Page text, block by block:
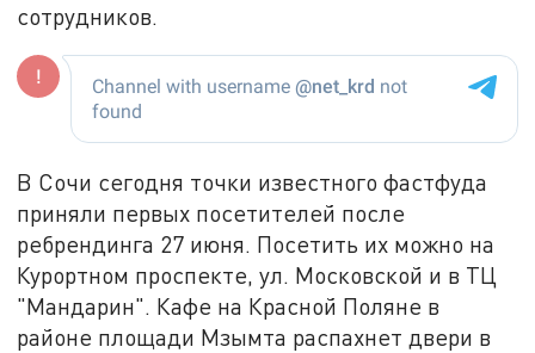
сотрудников.
В Сочи сегодня точки известного фастфуда
приняли первых посетителей после
ребрендинга 27 июня. Посетить их можно на
Курортном проспекте, ул. Московской и в ТЦ
"Мандарин". Кафе на Красной Поляне в
районе площади Мзымта распахнет двери в